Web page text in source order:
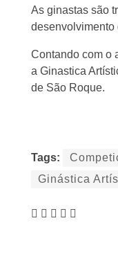
As ginastas são
desenvolvimento
Contando com o
a Ginastica
de São Roque.
Tags:
Ginástica